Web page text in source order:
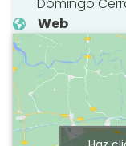
Domingo
Web